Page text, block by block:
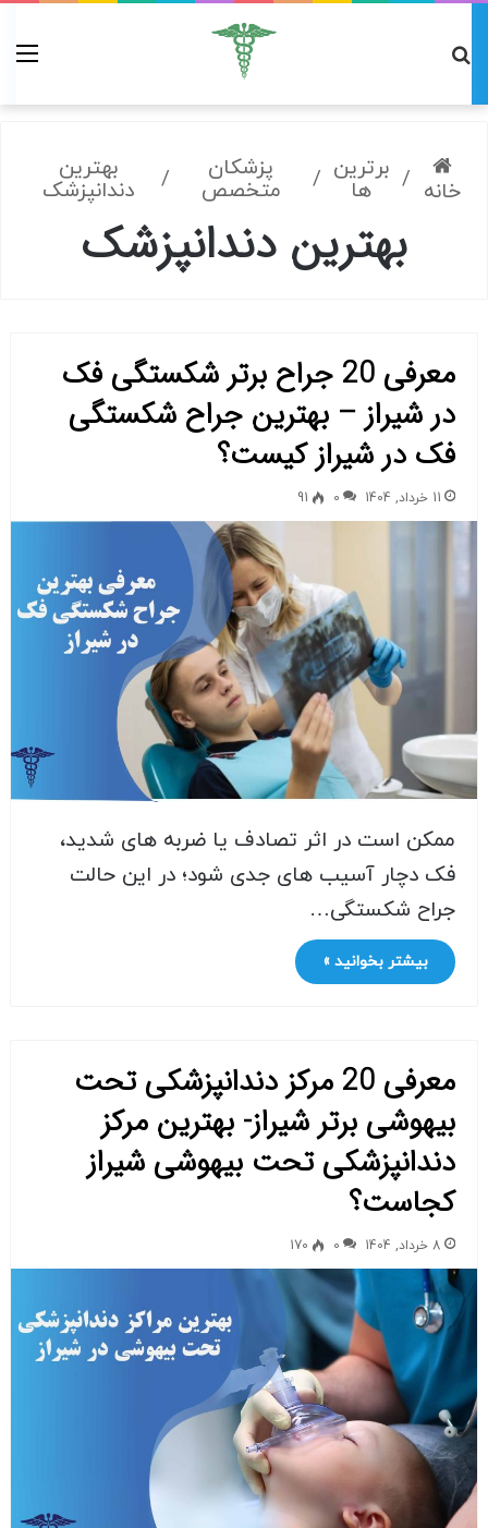
خانه / برترین
ها / پزشکان
متخصص / بهترین
دندانپزشک
بهترین دندانپزشک
معرفی 20 جراح برتر شکستگی فک
در شیراز – بهترین جراح شکستگی
فک در شیراز کیست؟
11 خرداد, 1404 0
91
ممکن است در اثر تصادف یا ضربه های شدید،
فک دچار آسیب های جدی شود؛ در این حالت
جراح شکستگی…
بیشتر بخوانید »
معرفی 20 مرکز دندانپزشکی تحت
بیهوشی برتر شیراز- بهترین مرکز
دندانپزشکی تحت بیهوشی شیراز
کجاست؟
8 خرداد, 1404 0
170